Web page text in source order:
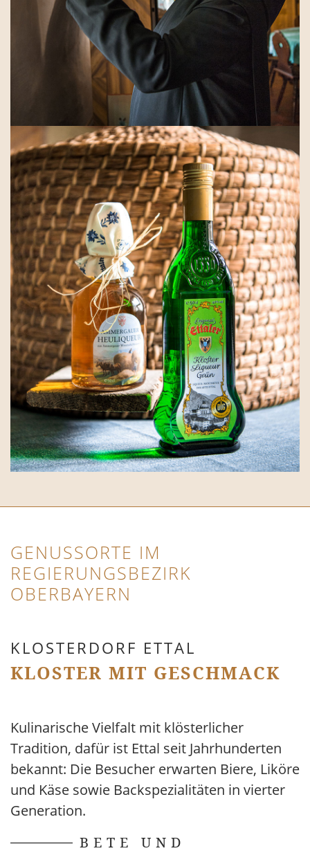
GENUSSORTE IM
REGIERUNGSBEZIRK
OBERBAYERN
KLOSTERDORF ETTAL
KLOSTER MIT GESCHMACK
Kulinarische Vielfalt mit klösterlicher
Tradition, dafür ist Ettal seit Jahrhunderten
bekannt: Die Besucher erwarten Biere, Liköre
und Käse sowie Backspezialitäten in vierter
Generation.
BETE UND